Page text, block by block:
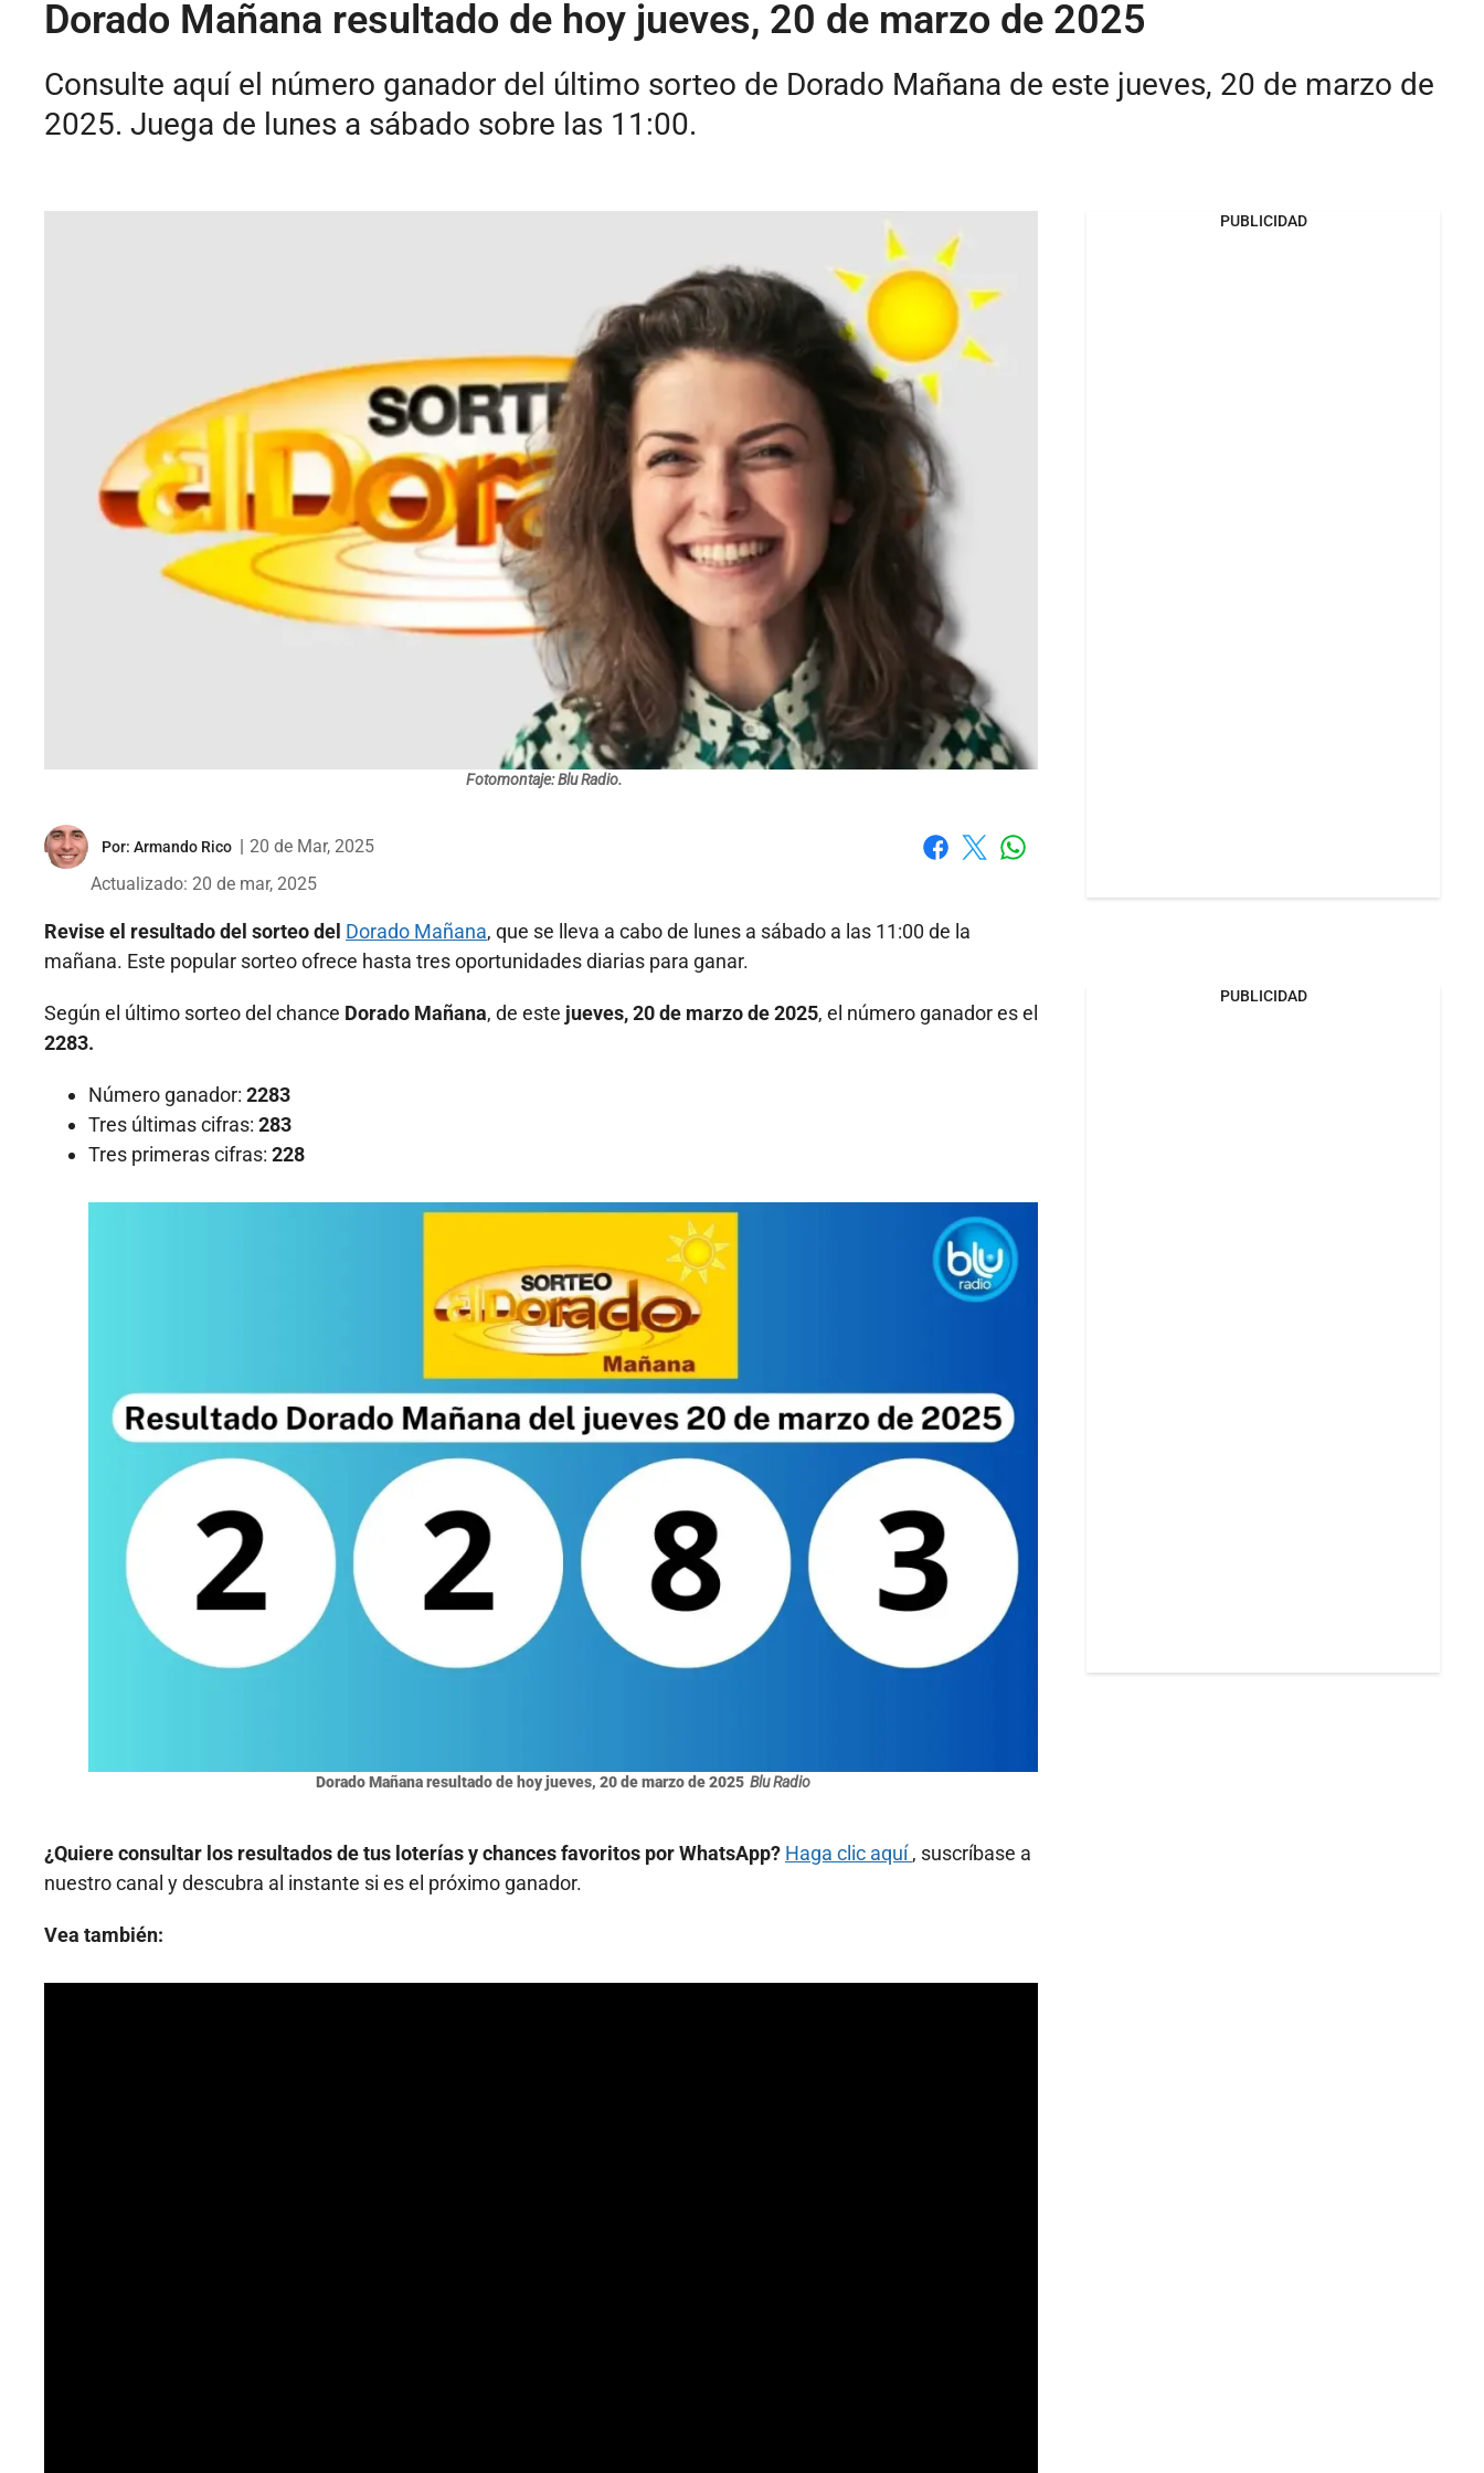
Dorado Mañana resultado de hoy jueves, 20 de marzo de 2025
Consulte aquí el número ganador del último sorteo de Dorado Mañana de este jueves, 20 de marzo de
2025. Juega de lunes a sábado sobre las 11:00.
Fotomontaje: Blu Radio.
Por: Armando Rico
20 de Mar, 2025
Actualizado: 20 de mar, 2025
Revise el resultado del sorteo del Dorado Mañana, que se lleva a cabo de lunes a sábado a las 11:00 de la
mañana. Este popular sorteo ofrece hasta tres oportunidades diarias para ganar.
Según el último sorteo del chance Dorado Mañana, de este jueves, 20 de marzo de 2025, el número ganador es el
2283.
Número ganador: 2283
Tres últimas cifras: 283
Tres primeras cifras: 228
Dorado Mañana resultado de hoy jueves, 20 de marzo de 2025 Blu Radio
¿Quiere consultar los resultados de tus loterías y chances favoritos por WhatsApp? Haga clic aquí, suscríbase a
nuestro canal y descubra al instante si es el próximo ganador.
Vea también:
PUBLICIDAD
PUBLICIDAD